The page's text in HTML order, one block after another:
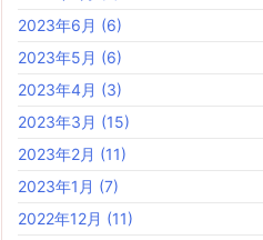
2023年6月 (6)
2023年5月 (6)
2023年4月 (3)
2023年3月 (15)
2023年2月 (11)
2023年1月 (7)
2022年12月 (11)